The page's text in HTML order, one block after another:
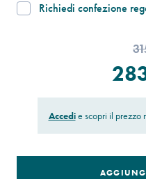
Richiedi confezione
Accedie scopri il prezzo